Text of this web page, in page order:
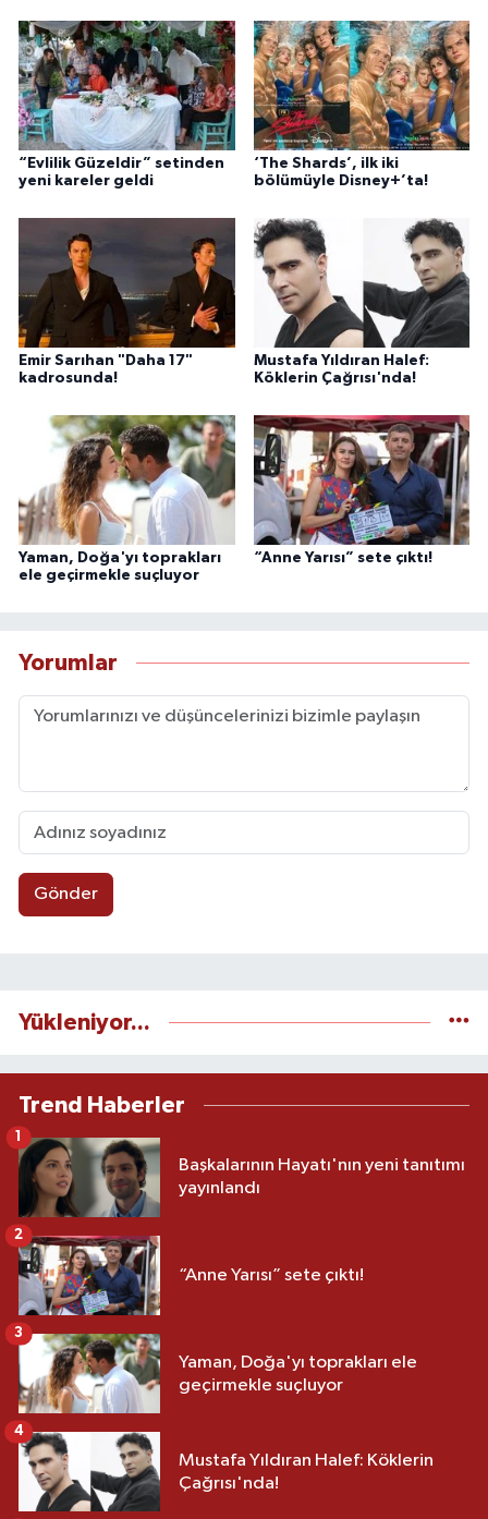
“Evlilik Güzeldir” setinden
yeni kareler geldi
‘The Shards’, ilk iki
bölümüyle Disney+’ta!
Emir Sarıhan "Daha 17"
kadrosunda!
Mustafa Yıldıran Halef:
Köklerin Çağrısı'nda!
Yaman, Doğa'yı toprakları
ele geçirmekle suçluyor
“Anne Yarısı” sete çıktı!
Yorumlar
Gönder
Yükleniyor...
Trend Haberler
Başkalarının Hayatı'nın yeni tanıtımı
yayınlandı
1
“Anne Yarısı” sete çıktı!
2
Yaman, Doğa'yı toprakları ele
geçirmekle suçluyor
3
Mustafa Yıldıran Halef: Köklerin
Çağrısı'nda!
4